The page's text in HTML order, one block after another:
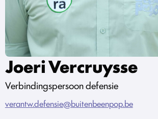
Joeri Vercruysse
Verbindingspersoon defensie
verantw.defensie@buitenbeenpop.be